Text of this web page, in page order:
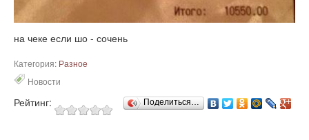
на чеке если шо - сочень
Категория: Разное
Новости
Рейтинг: Поделиться…